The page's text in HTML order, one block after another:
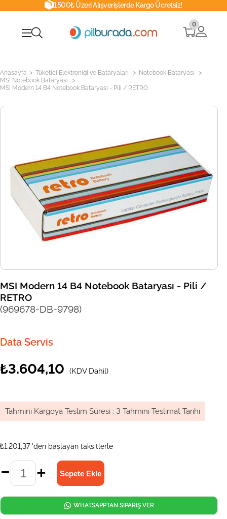
1500₺ Üzeri Alışverişlerde Kargo Ücretsiz!
0
Anasayfa > Tüketici Elektroniği ve Bataryaları > Notebook Bataryası >
MSI Notebook Bataryası >
MSI Modern 14 B4 Notebook Bataryası - Pili / RETRO
MSI Modern 14 B4 Notebook Bataryası - Pili /
RETRO
(969678-DB-9798)
Data Servis
₺3.604,10 (KDV Dahil)
Tahmini Kargoya Teslim Süresi : 3 Tahmini Teslimat Tarihi
₺1.201,37 'den başlayan taksitlerle
WHATSAPPTAN SİPARİŞ VER